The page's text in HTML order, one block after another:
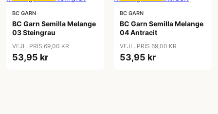
BC GARN
BC Garn Semilla Melange
03 Steingrau
VEJL. PRIS 69,00 KR
53,95 kr
BC GARN
BC Garn Semilla Melange
04 Antracit
VEJL. PRIS 69,00 KR
53,95 kr